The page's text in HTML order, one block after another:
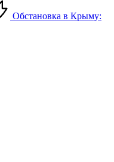
Обстановка в Крыму: